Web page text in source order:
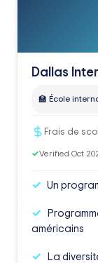
Dallas
🏫 École
Frais de
✓Verified Oct
Un
américains
La